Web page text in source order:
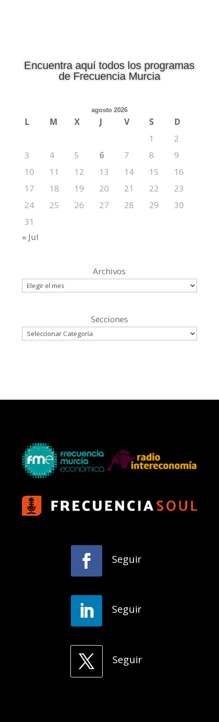
Encuentra aquí todos los programas
de Frecuencia Murcia
agosto 2026
L M X J V S
D
1
2
3
4 5 6 7 8
9
10
11 12 13 14 15
16
17
18 19 20 21 22
23
24
25 26 27 28 29
30
31
« Jul
Archivos
Secciones
Seguir
Seguir
Seguir